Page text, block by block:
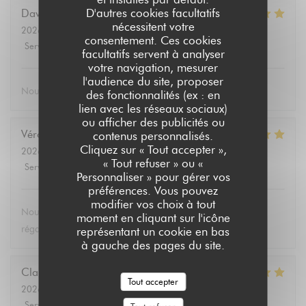
D'autres cookies facultatifs
nécessitent votre
consentement. Ces cookies
facultatifs servent à analyser
votre navigation, mesurer
l'audience du site, proposer
des fonctionnalités (ex : en
lien avec les réseaux sociaux)
ou afficher des publicités ou
contenus personnalisés.
Cliquez sur « Tout accepter »,
« Tout refuser » ou «
Personnaliser » pour gérer vos
préférences. Vous pouvez
modifier vos choix à tout
moment en cliquant sur l'icône
représentant un cookie en bas
à gauche des pages du site.
Tout accepter
David
2026-08-02
- 19:30 - Couverts 2
Service
Ambiance: 5/5 Cuisine: 5/5 Qualité / Prix
Nous nous sommes bien régalé bien mangé
Véronique
2026-08-04
- 19:15 - Couverts 3
Service
Ambiance : 5/5 Cuisine: 5/5 Qualité / Prix
Nous avons passé une excellente soirée et nous sommes
régalés avec le thon ! Je recommande
Claudie
2026-08-01
- 12:30 - Couverts 2